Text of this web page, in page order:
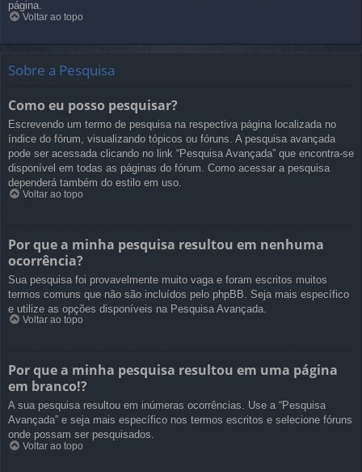
página.
Voltar ao topo
Sobre a Pesquisa
Como eu posso pesquisar?
Escrevendo um termo de pesquisa na respectiva página localizada no
índice do fórum, visualizando tópicos ou fóruns. A pesquisa avançada
pode ser acessada clicando no link “Pesquisa Avançada” que encontra-se
disponível em todas as páginas do fórum. Como acessar a pesquisa
dependerá também do estilo em uso.
Voltar ao topo
Por que a minha pesquisa resultou em nenhuma
ocorrência?
Sua pesquisa foi provavelmente muito vaga e foram escritos muitos
termos comuns que não são incluídos pelo phpBB. Seja mais específico
e utilize as opções disponíveis na Pesquisa Avançada.
Voltar ao topo
Por que a minha pesquisa resultou em uma página
em branco!?
A sua pesquisa resultou em inúmeras ocorrências. Use a “Pesquisa
Avançada” e seja mais específico nos termos escritos e selecione fóruns
onde possam ser pesquisados.
Voltar ao topo